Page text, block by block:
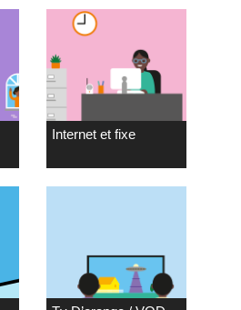
Internet et fixe